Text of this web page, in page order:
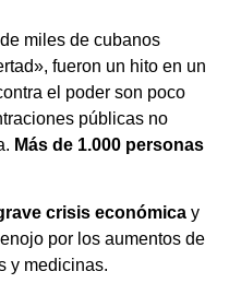
miles de cubanos
fueron un hito en un
el poder son poco
públicas no
Más de 1.000 personas
crisis económica y
por los aumentos de
y medicinas.